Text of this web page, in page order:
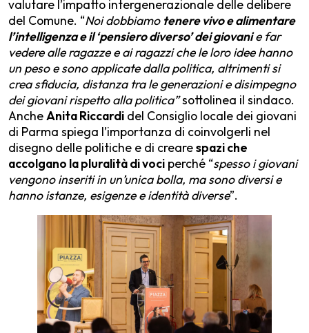
valutare l’impatto intergenerazionale delle delibere
del Comune. “Noi dobbiamo tenere vivo e alimentare
l’intelligenza e il ‘pensiero diverso’ dei giovanie far
vedere alle ragazze e ai ragazzi che le loro idee hanno
un peso e sono applicate dalla politica, altrimenti si
crea sfiducia, distanza tra le generazioni e disimpegno
dei giovani rispetto alla politica”sottolinea il sindaco.
AncheAnita Riccardi del Consiglio locale dei giovani
di Parma spiega l’importanza di coinvolgerli nel
disegno delle politiche e di crearespazi che
accolgano la pluralità di voci perché “spesso i giovani
vengono inseriti in un’unica bolla, ma sono diversi e
hanno istanze, esigenze e identità diverse”.